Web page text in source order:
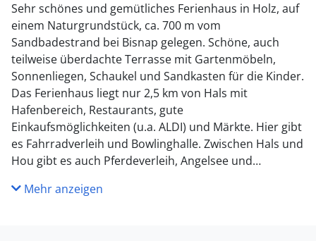
Sehr schönes und gemütliches Ferienhaus in Holz, auf
einem Naturgrundstück, ca. 700 m vom
Sandbadestrand bei Bisnap gelegen. Schöne, auch
teilweise überdachte Terrasse mit Gartenmöbeln,
Sonnenliegen, Schaukel und Sandkasten für die Kinder.
Das Ferienhaus liegt nur 2,5 km von Hals mit
Hafenbereich, Restaurants, gute
Einkaufsmöglichkeiten (u.a. ALDI) und Märkte. Hier gibt
es Fahrradverleih und Bowlinghalle. Zwischen Hals und
Hou gibt es auch Pferdeverleih, Angelsee und
Aalborg entfernt. Der Sandbadestrand ist sehr
Mehr anzeigen